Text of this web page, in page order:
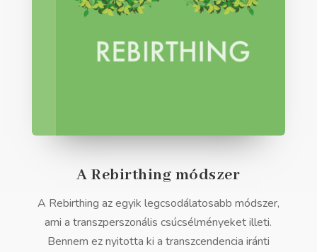
A Rebirthing módszer
A Rebirthing az egyik legcsodálatosabb módszer,
ami a transzperszonális csúcsélményeket illeti.
Bennem ez nyitotta ki a transzcendencia iránti